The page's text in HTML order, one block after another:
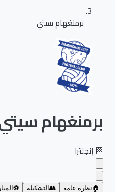
برمنغهام سيتي
برمنغهام سيتي
إنجلترا
نظرة عامة 👥 التشكيلة ⚽ المباريات